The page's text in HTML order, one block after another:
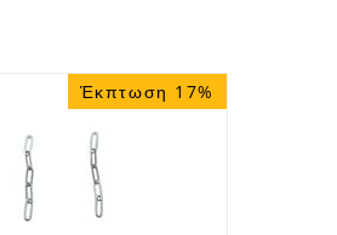
Έκπτωση 17%